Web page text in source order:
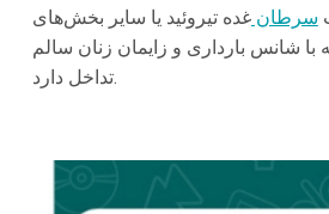
سرطانغده تیروئید یا سایر بخش‌های
با شانس بارداری و زایمان زنان سالم
تداخل دارد.